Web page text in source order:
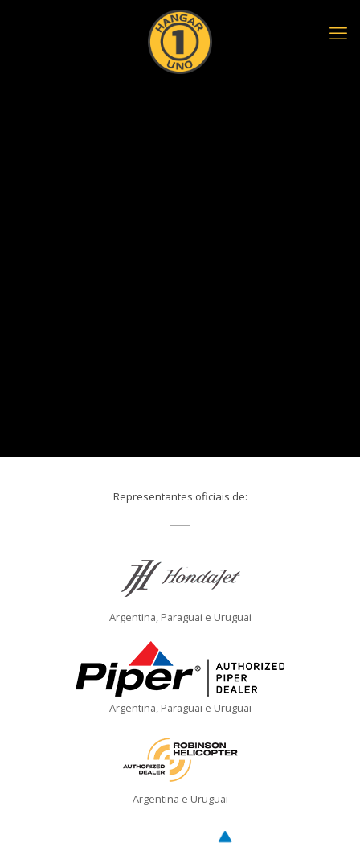
Representantes oficiais de:
Argentina, Paraguai e Uruguai
Argentina, Paraguai e Uruguai
Argentina e Uruguai